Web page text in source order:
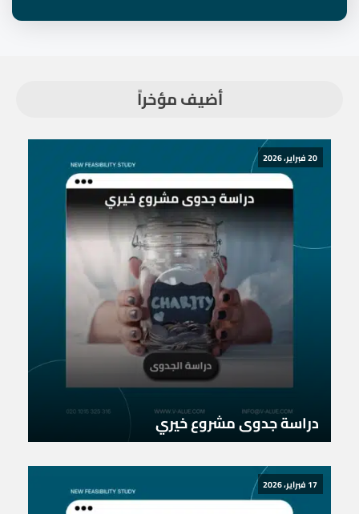
أضيف مؤخراً
20 فبراير، 2026
دراسة جدوى مشروع خيري
17 فبراير، 2026